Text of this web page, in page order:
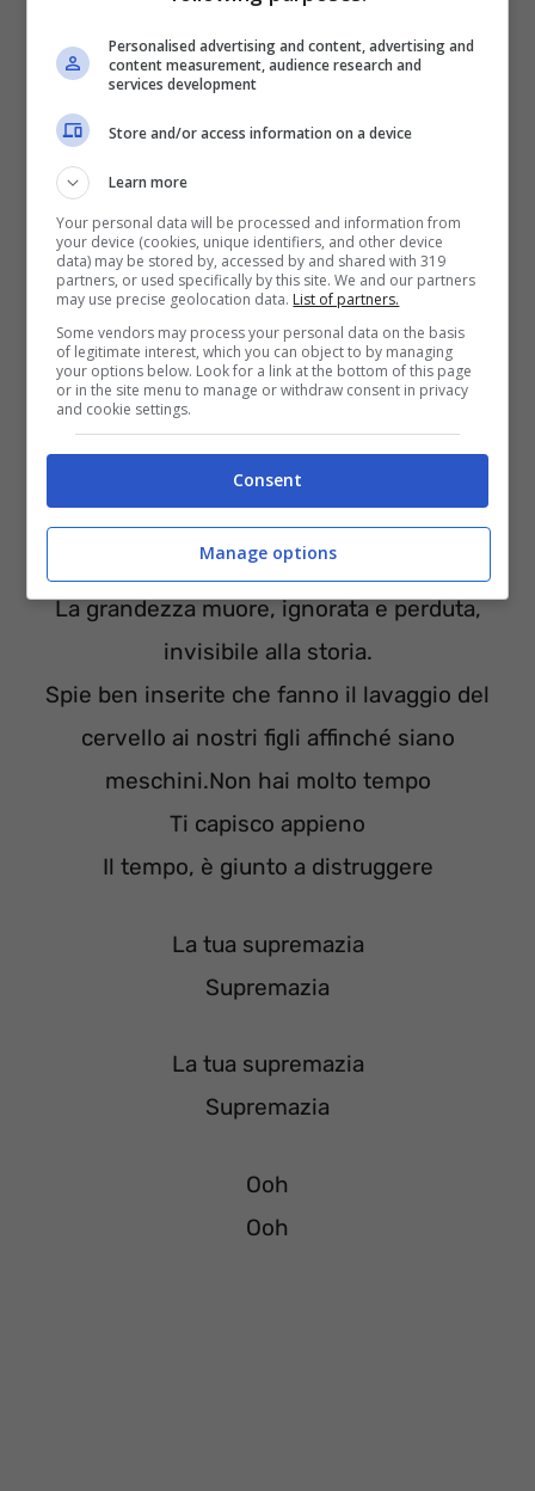
Yeah, yeah
Traduzione Supremacy
Ti svegli e scopri che la tua vera
emancipazione è una fantasia
Tutti i mari si sono sollevati e hanno
sopraffatto il prode.
La grandezza muore, ignorata e perduta,
invisibile alla storia.
Spie ben inserite che fanno il lavaggio del
cervello ai nostri figli affinché siano
meschini.Non hai molto tempo
Ti capisco appieno
Il tempo, è giunto a distruggere
La tua supremazia
Supremazia
La tua supremazia
Supremazia
Ooh
Ooh
Personalised advertising and content, advertising and
content measurement, audience research and
services development
Store and/or access information on a device
Learn more
Your personal data will be processed and information from
your device (cookies, unique identifiers, and other device
data) may be stored by, accessed by and shared with 319
partners, or used specifically by this site. We and our partners
may use precise geolocation data. List of partners.
Some vendors may process your personal data on the basis
of legitimate interest, which you can object to by managing
your options below. Look for a link at the bottom of this page
or in the site menu to manage or withdraw consent in privacy
and cookie settings.
Consent
Manage options